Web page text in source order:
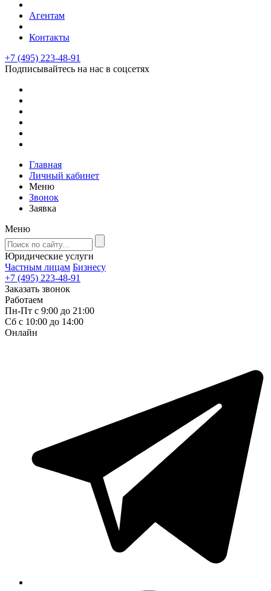
Агентам
Контакты
+7 (495) 223-48-91
Подписывайтесь на нас в соцсетях
Главная
Личный кабинет
Меню
Звонок
Заявка
Меню
Юридические услуги
Частным лицам Бизнесу
+7 (495) 223-48-91
Заказать звонок
Работаем
Пн-Пт с 9:00 до 21:00
Сб с 10:00 до 14:00
Онлайн